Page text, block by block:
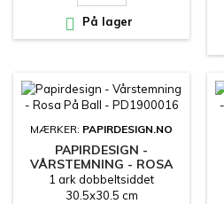
 På lager
MÆRKER: PAPIRDESIGN.NO
PAPIRDESIGN -
VÅRSTEMNING - ROSA
PÅ BALL - PD1900016
1 ark dobbeltsiddet
30.5x30.5 cm